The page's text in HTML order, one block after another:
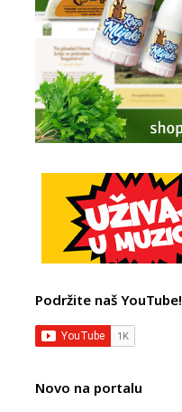
Podržite naš YouTube!
Novo na portalu